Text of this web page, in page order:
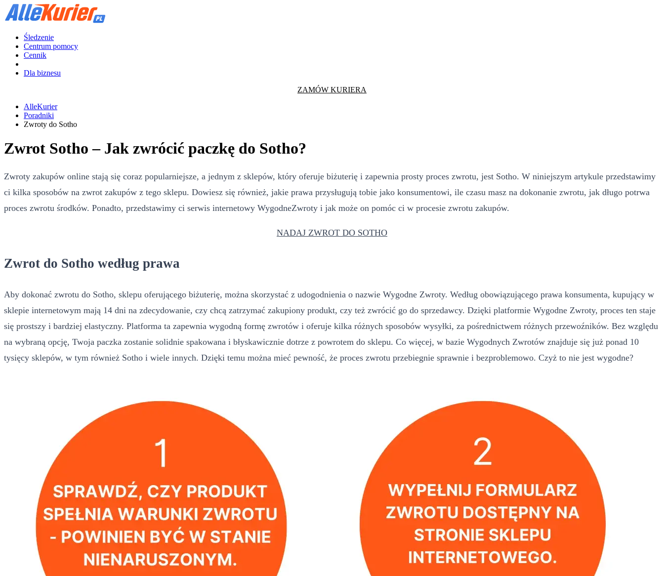
Śledzenie
Centrum pomocy
Cennik
Dla biznesu
ZAMÓW KURIERA
AlleKurier
Poradniki
Zwroty do Sotho
Zwrot Sotho – Jak zwrócić paczkę do Sotho?
Zwroty zakupów online stają się coraz popularniejsze, a jednym z sklepów, który oferuje biżuterię i zapewnia prosty proces zwrotu, jest Sotho. W niniejszym artykule przedstawimy
ci kilka sposobów na zwrot zakupów z tego sklepu. Dowiesz się również, jakie prawa przysługują tobie jako konsumentowi, ile czasu masz na dokonanie zwrotu, jak długo potrwa
proces zwrotu środków. Ponadto, przedstawimy ci serwis internetowy WygodneZwroty i jak może on pomóc ci w procesie zwrotu zakupów.
NADAJ ZWROT DO SOTHO
Zwrot do Sotho według prawa
Aby dokonać zwrotu do Sotho, sklepu oferującego biżuterię, można skorzystać z udogodnienia o nazwie Wygodne Zwroty. Według obowiązującego prawa konsumenta, kupujący w
sklepie internetowym mają 14 dni na zdecydowanie, czy chcą zatrzymać zakupiony produkt, czy też zwrócić go do sprzedawcy. Dzięki platformie Wygodne Zwroty, proces ten staje
się prostszy i bardziej elastyczny. Platforma ta zapewnia wygodną formę zwrotów i oferuje kilka różnych sposobów wysyłki, za pośrednictwem różnych przewoźników. Bez względu
na wybraną opcję, Twoja paczka zostanie solidnie spakowana i błyskawicznie dotrze z powrotem do sklepu. Co więcej, w bazie Wygodnych Zwrotów znajduje się już ponad 10
tysięcy sklepów, w tym również Sotho i wiele innych. Dzięki temu można mieć pewność, że proces zwrotu przebiegnie sprawnie i bezproblemowo. Czyż to nie jest wygodne?